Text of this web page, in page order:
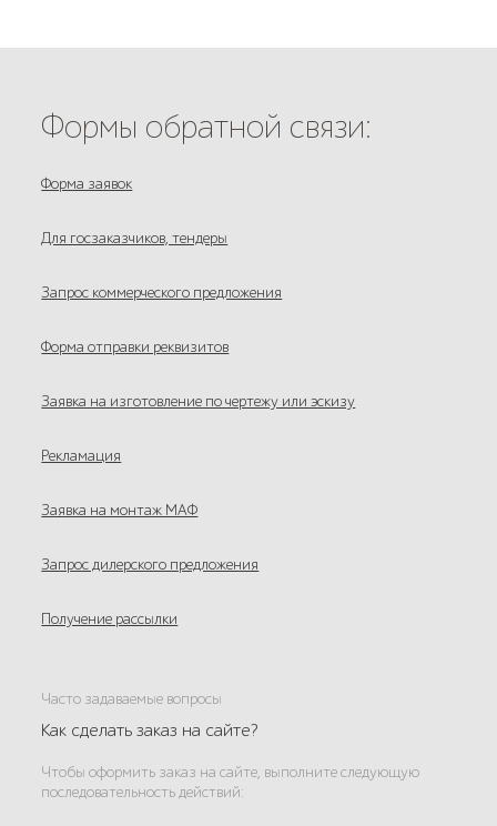
Формы обратной связи:
Форма заявок
Для госзаказчиков, тендеры
Запрос коммерческого предложения
Форма отправки реквизитов
Заявка на изготовление по чертежу или эскизу
Рекламация
Заявка на монтаж МАФ
Запрос дилерского предложения
Получение рассылки
Часто задаваемые вопросы
Как сделать заказ на сайте?
Чтобы оформить заказ на сайте, выполните следующую
последовательность действий: